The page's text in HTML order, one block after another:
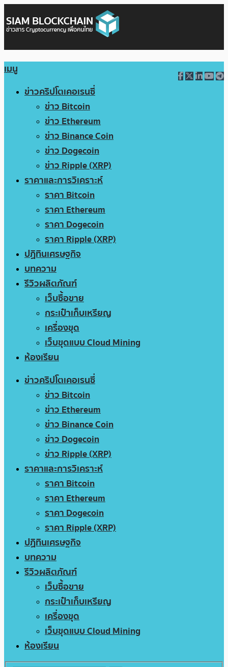
เมนู
ข่าวคริปโตเคอเรนซี่
ข่าว Bitcoin
ข่าว Ethereum
ข่าว Binance Coin
ข่าว Dogecoin
ข่าว Ripple (XRP)
ราคาและการวิเคราะห์
ราคา Bitcoin
ราคา Ethereum
ราคา Dogecoin
ราคา Ripple (XRP)
ปฏิทินเศรษฐกิจ
บทความ
รีวิวผลิตภัณฑ์
เว็บซื้อขาย
กระเป๋าเก็บเหรียญ
เครื่องขุด
เว็บขุดแบบ Cloud Mining
ห้องเรียน
ข่าวคริปโตเคอเรนซี่
ข่าว Bitcoin
ข่าว Ethereum
ข่าว Binance Coin
ข่าว Dogecoin
ข่าว Ripple (XRP)
ราคาและการวิเคราะห์
ราคา Bitcoin
ราคา Ethereum
ราคา Dogecoin
ราคา Ripple (XRP)
ปฏิทินเศรษฐกิจ
บทความ
รีวิวผลิตภัณฑ์
เว็บซื้อขาย
กระเป๋าเก็บเหรียญ
เครื่องขุด
เว็บขุดแบบ Cloud Mining
ห้องเรียน